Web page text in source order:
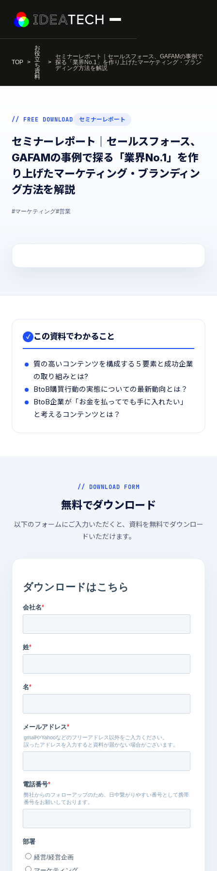
TOP
お
役
立
ち
資
料
セミナーレポート｜セールスフォース、GAFAMの事例で
探る「業界No.1」を作り上げたマーケティング・ブラン
ディング方法を解説
// FREE DOWNLOAD セミナーレポート
セミナーレポート｜セールスフォース、
GAFAMの事例で探る「業界No.1」を作
り上げたマーケティング・ブランディン
グ方法を解説
#マーケティング#営業
✓ この資料でわかること
質の高いコンテンツを構成する５要素と成功企業
の取り組みとは?
BtoB購買行動の実態についての最新動向とは？
BtoB企業が「お金を払ってでも手に入れたい」
と考えるコンテンツとは？
// DOWNLOAD FORM
無料でダウンロード
以下のフォームにご入力いただくと、資料を無料でダウンロー
ドいただけます。